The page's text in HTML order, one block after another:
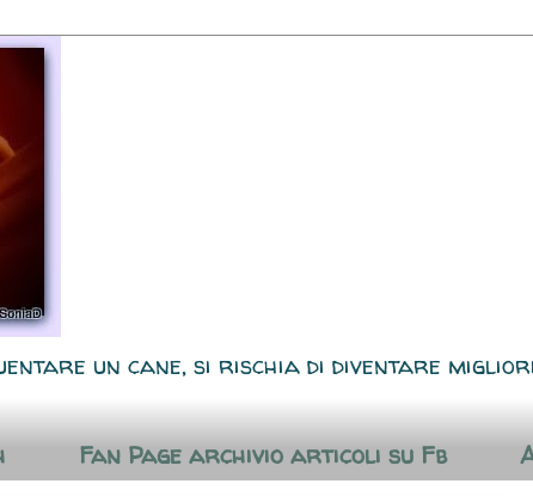
un cane, si rischia di diventare
Fan Page archivio articoli su Fb